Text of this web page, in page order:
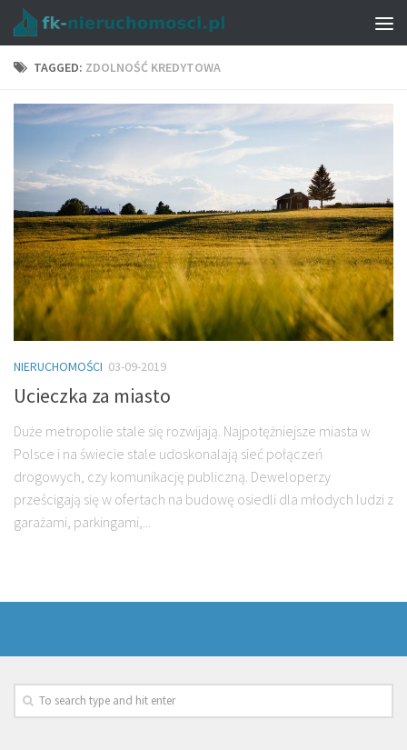
TAGGED: ZDOLNOŚĆ KREDYTOWA
NIERUCHOMOŚCI 03-09-2019
Ucieczka za miasto
Duże metropolie stale się rozwijają. Najpotężniejsze miasta w
Polsce i na świecie stale udoskonalają sieć połączeń
drogowych, czy komunikację publiczną. Deweloperzy
prześcigają się w ofertach na budowę osiedli dla młodych ludzi z
garażami, parkingami,...